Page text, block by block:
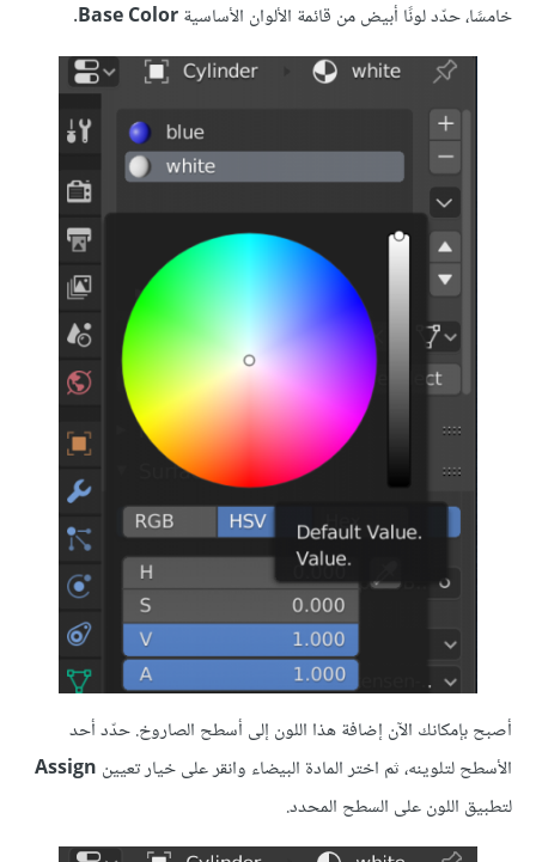
خامسًا، حدّد لونًا أبيض من قائمة الألوان الأساسيةBase Color
.
أصبح بإمكانك الآن إضافة هذا اللون إلى أسطح الصاروخ. حدّد أحد
الأسطح لتلوينه، ثم اختر المادة البيضاء وانقر على خيار تعيين Assign
لتطبيق اللون على السطح المحدد.